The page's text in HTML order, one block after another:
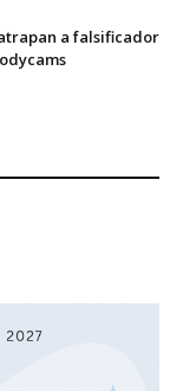
a falsificador